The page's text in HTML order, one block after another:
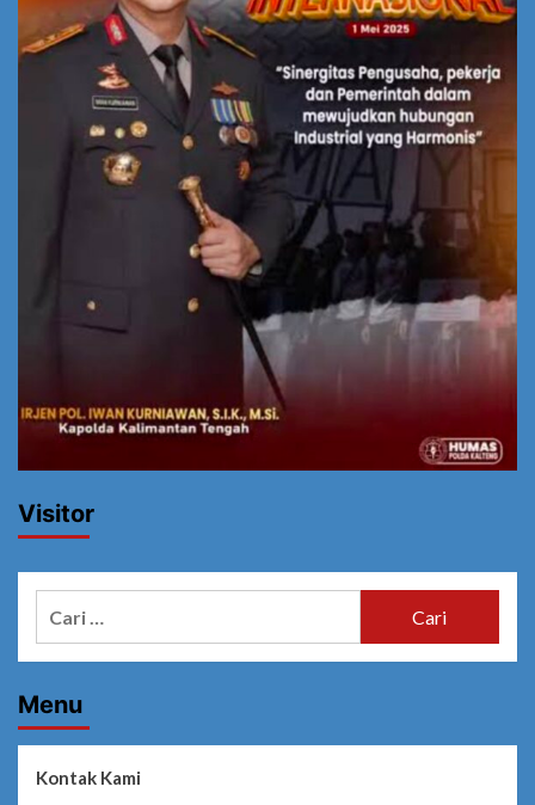
Visitor
Menu
Kontak Kami